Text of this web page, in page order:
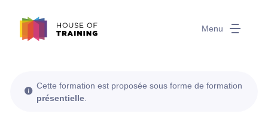
Menu
Cette formation est proposée sous forme de formation
présentielle